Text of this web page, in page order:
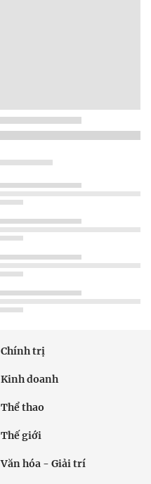
Chính trị
Kinh doanh
Thể thao
Thế giới
Văn hóa - Giải trí